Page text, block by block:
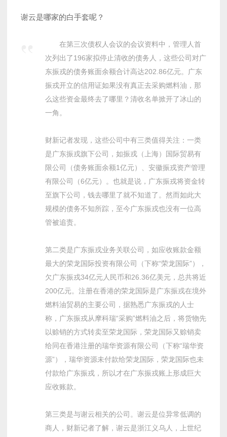
谢云是哪家的白手套呢？
在第三次债权人会议的会议资料中，管理人首
次列出了196家拟停止清收的债务人，这些公司对广
东振戎的债务账面余额合计高达202.86亿元。广东
振戎开立的信用证如果没有真正去采购燃料油，那
么这些资金最终去了哪里？清收名单掀开了冰山的
一角。
财新记者发现，这些公司中有三类值得关注：一类
是广东振戎旗下公司，如振戎（上海）国际贸易有
限公司（债务账面余额1亿元）、安徽振戎资产管理
有限公司（6亿元）。也就是说，广东振戎将资金转
至旗下公司，钱去哪里了就不知道了。然而如此大
规模的债务不知所踪，至今广东振戎也没有一位高
管被追责。
第二类是广东振戎业务关联公司，如应收账款金额
最大的荣龙国际投资有限公司（下称“荣龙国际”），
欠广东振戎34亿元人民币和26.36亿美元，总共将近
200亿元。注册在香港的荣龙国际是广东振戎在境外
燃料油贸易的主要公司，据熟悉广东振戎的人士
称，广东振戎从摩科瑞“采购”燃料油之后，将货物先
以赊销的方式转卖至荣龙国际，荣龙国际又赊销卖
给同在香港注册的瑞华资源有限公司（下称“瑞华资
源”），瑞华资源未付款给荣龙国际，荣龙国际也未
付款给广东振戎，所以才在广东振戎账上形成巨大
应收账款。
第三类是与谢云相关的公司。谢云是位异常低调的
商人，财新记者了解，谢云是浙江义乌人，上世纪